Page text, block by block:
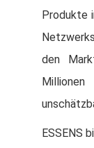
Produkte
den
ESSENS